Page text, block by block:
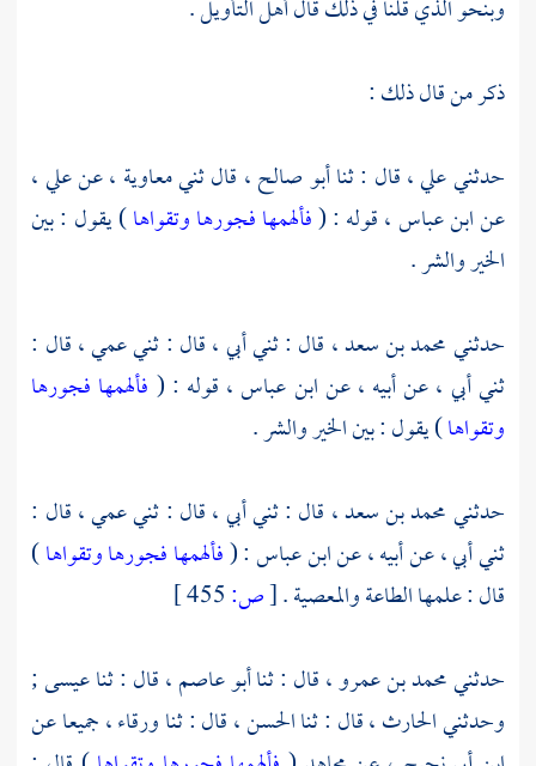
وبنحو الذي قلنا في ذلك قال أهل التأويل .
ذكر من قال ذلك :
حدثنيعلي ،قال : ثناأبو صالح ، قال ثنيمعاوية ،عنعلي ،
عنابن عباس ،قوله : (فألهمها فجورها وتقواها) يقول : بين
الخير والشر .
حدثنيمحمد بن سعد ، قال : ثني أبي ، قال : ثني عمي ، قال :
ثني أبي ، عن أبيه ، عنابن عباس ، قوله : ( فألهمها فجورها
وتقواها) يقول : بين الخير والشر .
حدثنيمحمد بن سعد ، قال : ثني أبي ، قال : ثني عمي ، قال :
ثني أبي ، عن أبيه ، عنابن عباس: (فألهمها فجورها وتقواها)
قال : علمها الطاعة والمعصية .[ص:
حدثنيمحمد بن عمرو ،قال : ثناأبو عاصم ،قال : ثناعيسى ;
وحدثنيالحارث ،قال : ثناالحسن ،قال : ثناورقاء ،جميعا عن